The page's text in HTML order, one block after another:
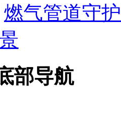
燃气管道守
部导航